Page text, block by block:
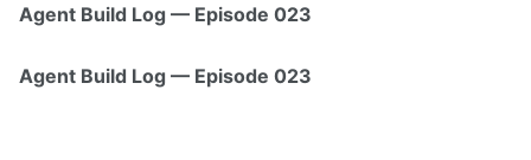
Agent Build Log — Episode 023
Agent Build Log — Episode 023